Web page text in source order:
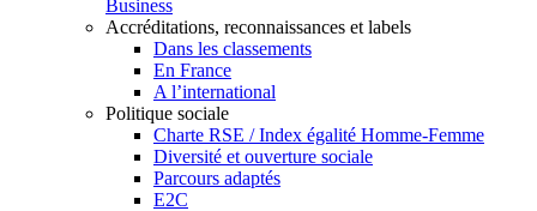
Business
Accréditations, reconnaissances et labels
Dans les classements
En France
A l’international
Politique sociale
Charte RSE / Index égalité Homme-Femme
Diversité et ouverture sociale
Parcours adaptés
E2C